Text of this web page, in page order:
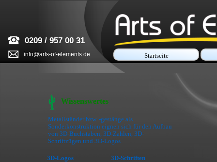
Startseite
0209 / 957 00 31
info@arts-of-elements.de
Metallständer bzw. -gestänge als
Sonderkonstruktion eignen sich für den Aufbau
von 3D-Buchstaben, 3D-Zahlen, 3D-
Schriftzügen und 3D-Logos
3D-Logos
3D-Schriften
Wissenswertes